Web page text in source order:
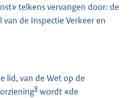
telkens vervangen door: de
de Inspectie Verkeer en
lid, van de Wet op de
9 wordt «de